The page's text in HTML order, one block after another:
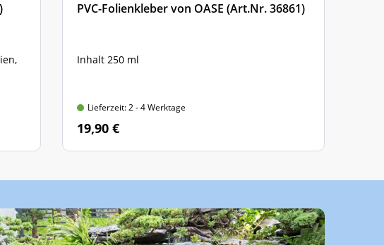
PVC-Folienkleber von OASE (Art.Nr. 36861)
Inhalt 250 ml
Lieferzeit: 2 - 4 Werktage
19,90 €